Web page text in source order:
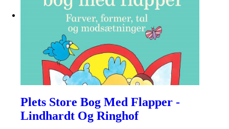
Plets Store Bog Med Flapper -
Lindhardt Og Ringhof